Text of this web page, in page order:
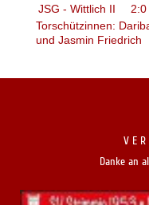
JSG - Wittlich II
2:0
Torschützinnen:
und Jasmin Friedrich
V E
Danke an